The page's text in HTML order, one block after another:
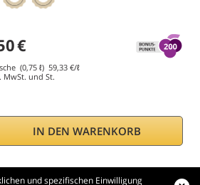
€
(0,75 ℓ) 59,33 €/ℓ
MwSt. und St.
IN DEN WARENKORB
und spezifischen Einwilligung